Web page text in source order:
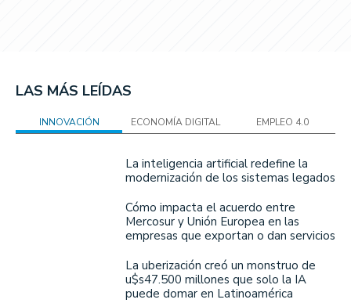
LAS MÁS LEÍDAS
INNOVACIÓN ECONOMÍA DIGITAL EMPLEO 4.0
La inteligencia artificial redefine la
modernización de los sistemas legados
Cómo impacta el acuerdo entre
Mercosur y Unión Europea en las
empresas que exportan o dan servicios
La uberización creó un monstruo de
u$s47.500 millones que solo la IA
puede domar en Latinoamérica